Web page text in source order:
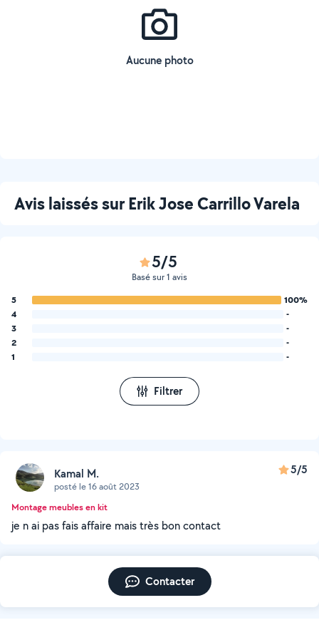
Aucune photo
Avis laissés sur Erik Jose Carrillo Varela
5/5
Basé sur 1 avis
5
100%
4
-
3
-
2
-
1
-
Filtrer
Kamal M.
posté le 16 août 2023
5/5
Montage meubles en kit
je n ai pas fais affaire mais très bon contact
Contacter